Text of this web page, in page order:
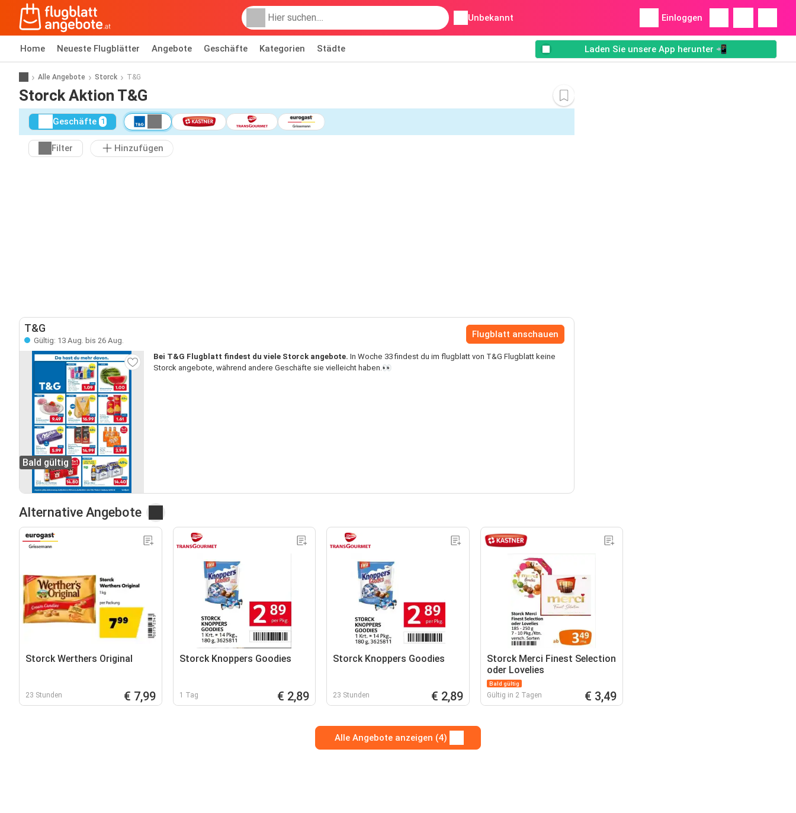
Unbekannt Einloggen
Home Neueste Flugblätter Angebote Geschäfte Kategorien Städte Laden Sie unsere App herunter 📲
Alle Angebote Storck T&G
Storck Aktion T&G
Geschäfte 1
Filter Hinzufügen
T&G
Gültig: 13 Aug. bis 26 Aug.
Flugblatt anschauen
Bald gültig
Bei T&G Flugblatt findest du viele Storck angebote. In Woche 33 findest du im flugblatt von T&G Flugblatt keine
Storck angebote, während andere Geschäfte sie vielleicht haben.👀
Alternative Angebote
Storck Werthers Original
23 Stunden € 7,99
Storck Knoppers Goodies
1 Tag € 2,89
Storck Knoppers Goodies
23 Stunden € 2,89
Storck Merci Finest Selection
oder Lovelies
Bald gültig
Gültig in 2 Tagen € 3,49
Alle Angebote anzeigen (4)